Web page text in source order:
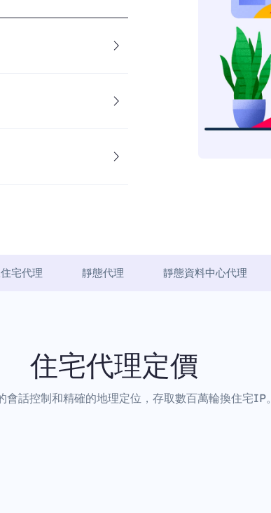
宅代理 靜態代理 靜態資料中心代理
住宅代理定價
會話控制和精確的地理定位，存取數百萬輪換住宅IP。